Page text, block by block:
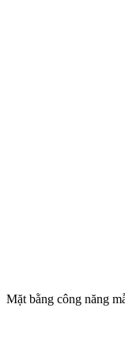
Mặt bằng công năng